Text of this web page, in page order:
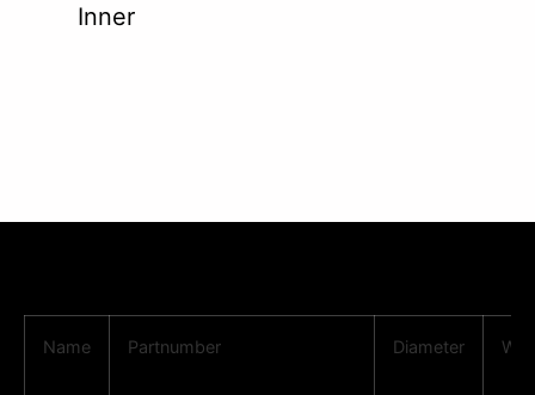
Inner
Name Partnumber Diameter